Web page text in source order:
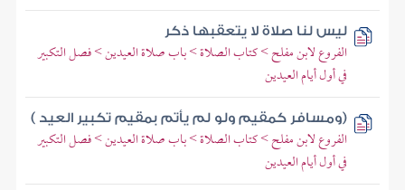
ليس لنا صلاة لا يتعقبها ذكر
الفروع لابن مفلح > كتاب الصلاة > باب صلاة العيدين > فصل التكبير
في أول أيام العيدين
(ومسافر كمقيم ولو لم يأتم بمقيم تكبير العيد )
الفروع لابن مفلح > كتاب الصلاة > باب صلاة العيدين > فصل التكبير
في أول أيام العيدين